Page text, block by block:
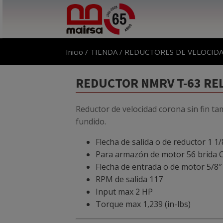
Inicio / TIENDA/ REDUCTORES DE
REDUCTOR NMRV T-63
Reductor de velocidad corona sin fin
fundido.
Flecha de salida o de reductor 1 1/
Para armazón de motor 56 brida
Flecha de entrada o de motor 5/8″
RPM de salida 117
Input max 2 HP
Torque max 1,239 (in-lbs)